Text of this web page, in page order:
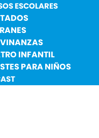
ESCOLARES
INFANTIL
PARA NIÑOS